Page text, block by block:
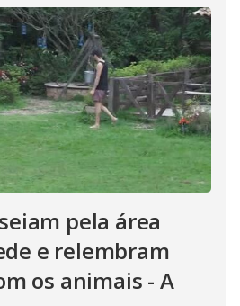
pela área
e relembram
os animais - A